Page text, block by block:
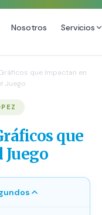
Nosotros Servicios
Producción de Videos
que Impactan en
Juego
que